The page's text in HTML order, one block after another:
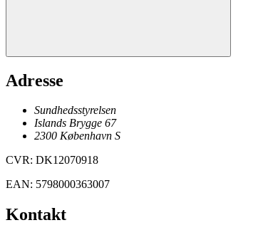
Adresse
Sundhedsstyrelsen
Islands Brygge 67
2300 København S
CVR: DK12070918
EAN: 5798000363007
Kontakt